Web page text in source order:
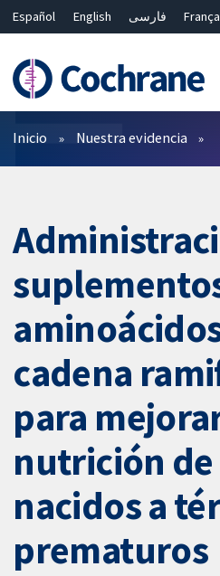
Español English فارسی
Bahasa Malaysia
ไทย 繁體中文
Filtros
Inicio Nuestra evidencia
cadena
para
nutrición de
nacidos a
prematuros